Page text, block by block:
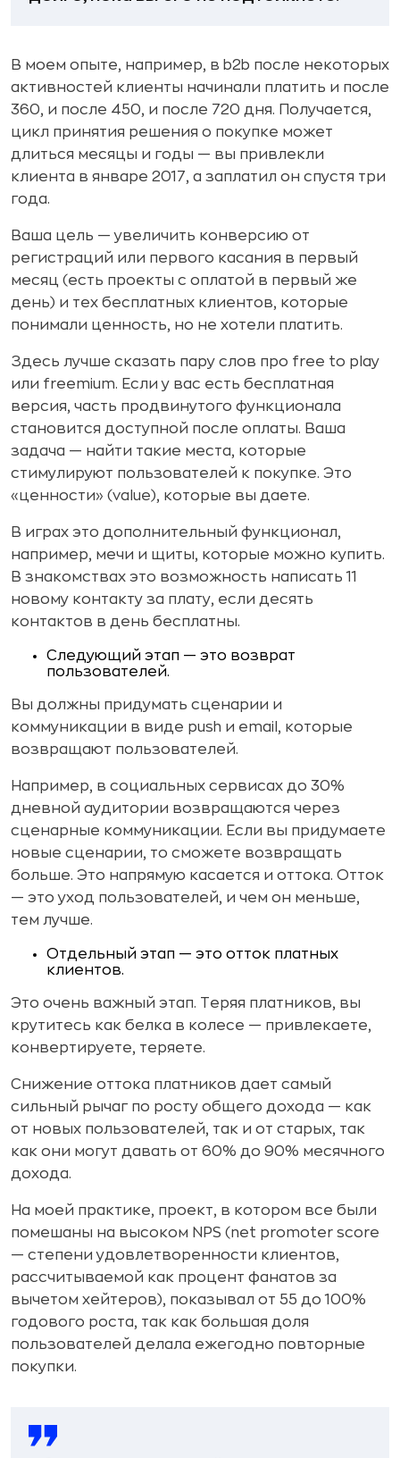
В моем опыте, например, в b2b после некоторых
активностей клиенты начинали платить и после
360, и после 450, и после 720 дня. Получается,
цикл принятия решения о покупке может
длиться месяцы и годы — вы привлекли
клиента в январе 2017, а заплатил он спустя три
года.
Ваша цель — увеличить конверсию от
регистраций или первого касания в первый
месяц (есть проекты с оплатой в первый же
день) и тех бесплатных клиентов, которые
понимали ценность, но не хотели платить.
Здесь лучше сказать пару слов про free to play
или freemium. Если у вас есть бесплатная
версия, часть продвинутого функционала
становится доступной после оплаты. Ваша
задача — найти такие места, которые
стимулируют пользователей к покупке. Это
«ценности» (value), которые вы даете.
В играх это дополнительный функционал,
например, мечи и щиты, которые можно купить.
В знакомствах это возможность написать 11
новому контакту за плату, если десять
контактов в день бесплатны.
Следующий этап — это возврат
пользователей.
Вы должны придумать сценарии и
коммуникации в виде push и email, которые
возвращают пользователей.
Например, в социальных сервисах до 30%
дневной аудитории возвращаются через
сценарные коммуникации. Если вы придумаете
новые сценарии, то сможете возвращать
больше. Это напрямую касается и оттока. Отток
— это уход пользователей, и чем он меньше,
тем лучше.
Отдельный этап — это отток платных
клиентов.
Это очень важный этап. Теряя платников, вы
крутитесь как белка в колесе — привлекаете,
конвертируете, теряете.
Снижение оттока платников дает самый
сильный рычаг по росту общего дохода — как
от новых пользователей, так и от старых, так
как они могут давать от 60% до 90% месячного
дохода.
На моей практике, проект, в котором все были
помешаны на высоком NPS (net promoter score
— степени удовлетворенности клиентов,
рассчитываемой как процент фанатов за
вычетом хейтеров), показывал от 55 до 100%
годового роста, так как большая доля
пользователей делала ежегодно повторные
покупки.